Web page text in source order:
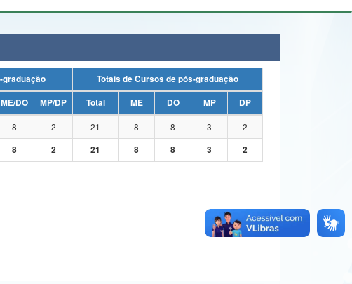
Planalto
de pós-graduação
Totais de Cursos de pós-graduação
ME/DO MP/DP Total ME DO MP
DP
8 2 21 8 8 3
2
8 2 21 8 8 3 2